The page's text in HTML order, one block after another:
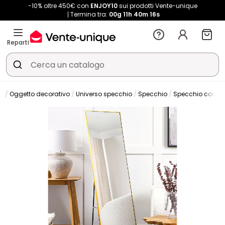
-10% oltre 450€ con ENJOY10sui prodotti Vente-unique
Termina tra: 00g 11h 40m 15s
Reparti
Oggetto decorativo Universo specchio Specchio Specchio con